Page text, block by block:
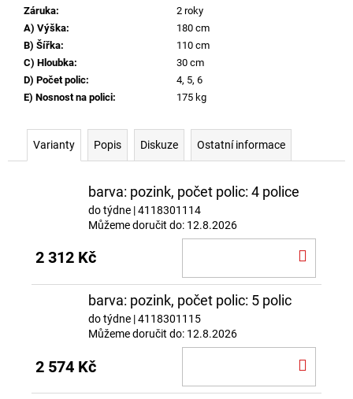
Záruka:
2 roky
A) Výška:
180 cm
B) Šířka:
110 cm
C) Hloubka:
30 cm
D) Počet polic:
4, 5, 6
E) Nosnost na polici: 175 kg
Varianty Popis Diskuze Ostatní informace
barva: pozink, počet polic: 4 police
do týdne | 4118301114
Můžeme doručit do: 12.8.2026
2 312 Kč
barva: pozink, počet polic: 5 polic
do týdne | 4118301115
Můžeme doručit do: 12.8.2026
2 574 Kč